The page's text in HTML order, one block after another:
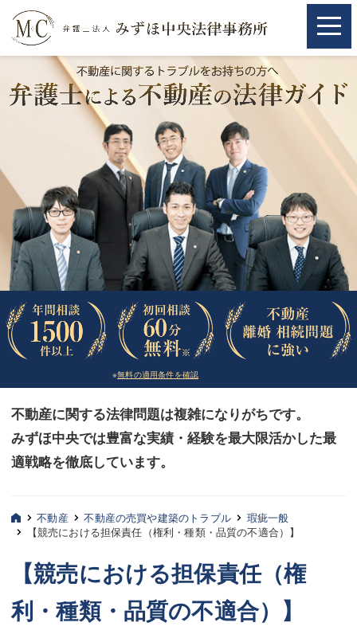
取扱分野
相続・遺言
離婚（夫婦間トラブル）
企業法務
労働問題（解雇，残業等）
刑事弁護
交通事故
法律相談など（その他）
お客様へ
みずほ中央の特長・形式編
三平 聡史
酒井 博之
※無料の適用条件を確認
不動産に関する法律問題は複雑になりがちです。
みずほ中央では豊富な実績・経験を最大限活かした最
適戦略を徹底しています。
取扱分野
相続・遺言
離婚（夫婦間トラブル）
企業法務
労働問題（解雇，残業等）
刑事弁護
交通事故
法律相談など（その他）
お客様へ
みずほ中央の特長・形式編
三平 聡史
酒井 博之
不動産 不動産の売買や建築のトラブル
瑕疵一般
【競売における担保責任（権利・種類・品質の不適合）】
【競売における担保責任（権
利・種類・品質の不適合）】